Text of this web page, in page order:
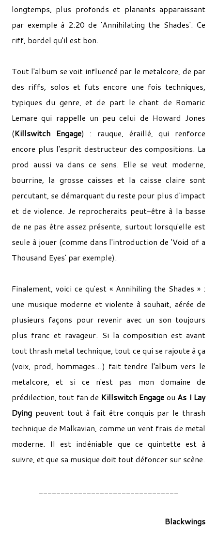
longtemps, plus profonds et planants apparaissant
par exemple à 2:20 de 'Annihilating the Shades'. Ce
riff, bordel qu'il est bon.
Tout l'album se voit influencé par le metalcore, de par
des riffs, solos et futs encore une fois techniques,
typiques du genre, et de part le chant de Romaric
Lemare qui rappelle un peu celui de Howard Jones
(Killswitch Engage) : rauque, éraillé, qui renforce
encore plus l'esprit destructeur des compositions. La
prod aussi va dans ce sens. Elle se veut moderne,
bourrine, la grosse caisses et la caisse claire sont
percutant, se démarquant du reste pour plus d'impact
et de violence. Je reprocheraits peut-être à la basse
de ne pas être assez présente, surtout lorsqu'elle est
seule à jouer (comme dans l'introduction de 'Void of a
Thousand Eyes' par exemple).
Finalement, voici ce qu'est « Annihiling the Shades » :
une musique moderne et violente à souhait, aérée de
plusieurs façons pour revenir avec un son toujours
plus franc et ravageur. Si la composition est avant
tout thrash metal technique, tout ce qui se rajoute à ça
(voix, prod, hommages…) fait tendre l'album vers le
metalcore, et si ce n'est pas mon domaine de
prédilection, tout fan de Killswitch Engage ou As I Lay
Dying peuvent tout à fait être conquis par le thrash
technique de Malkavian, comme un vent frais de metal
moderne. Il est indéniable que ce quintette est à
suivre, et que sa musique doit tout défoncer sur scène.
________________________________
Blackwings